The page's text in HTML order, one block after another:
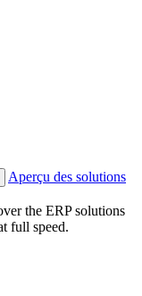
Aperçu des solutions
the ERP solutions
full speed.